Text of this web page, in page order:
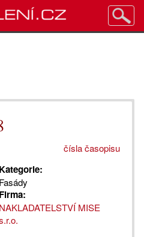
čísla časopisu
Kategorie:
Fasády
Firma:
NAKLADATELSTVÍ MISE